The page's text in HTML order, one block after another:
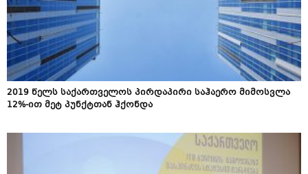
2019 წელს საქართველოს პირდაპირი საჰაერო მიმოსვლა
12%-ით მეტ პუნქტთან ჰქონდა